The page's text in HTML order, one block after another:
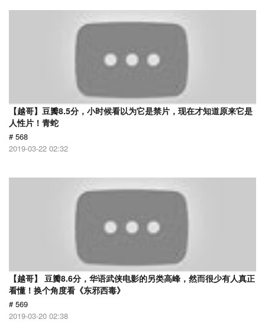
【越哥】豆瓣8.5分，小时候看以为它是禁片，现在才知道原来它是
人性片！青蛇
# 568
2019-03-22 02:32
【越哥】 豆瓣8.6分，华语武侠电影的另类高峰，然而很少有人真正
看懂！换个角度看《东邪西毒》
# 569
2019-03-20 02:38